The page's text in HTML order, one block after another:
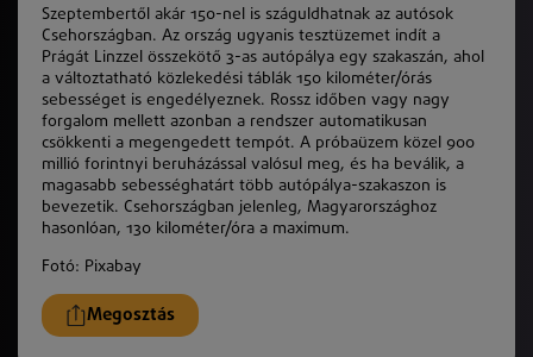
Szeptembertől akár 150-nel is száguldhatnak az autósok
Csehországban. Az ország ugyanis tesztüzemet indít a
Prágát Linzzel összekötő 3-as autópálya egy szakaszán, ahol
a változtatható közlekedési táblák 150 kilométer/órás
sebességet is engedélyeznek. Rossz időben vagy nagy
forgalom mellett azonban a rendszer automatikusan
csökkenti a megengedett tempót. A próbaüzem közel 900
millió forintnyi beruházással valósul meg, és ha beválik, a
magasabb sebességhatárt több autópálya-szakaszon is
bevezetik. Csehországban jelenleg, Magyarországhoz
hasonlóan, 130 kilométer/óra a maximum.
Fotó: Pixabay
Megosztás